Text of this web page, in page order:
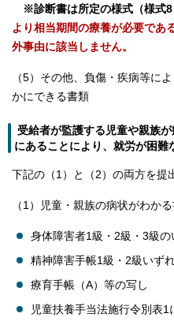
※診断書は所定の様式（様式8
より 相当期間の療養が必要であ
外事由に該当しません。
（5）その他、負傷・疾病等に
かにできる書類
受給者が監護する児童や親族
にあることにより、就労が困難
下記の（1）と（2）の両方を提
（1）児童・親族の病状がわか
身体障害者1級・2級・3級の
精神障害手帳1級・2級いず
療育手帳（A）等の写し
児童扶養手当法施行令別表